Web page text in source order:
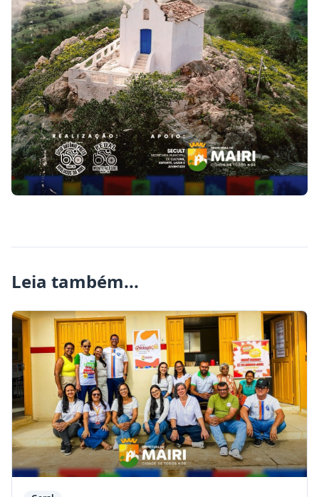
Leia também...